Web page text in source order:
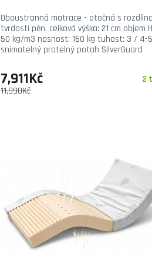
Oboustranná matrace - otočná s
tvrdostí pěn. celková výška: 21 cm objem
50 kg/m3 nosnost: 160 kg tuhost: 3 / 4-5
snímatelný pratelný potah SilverGuard
2
11,990Kč
7,911Kč